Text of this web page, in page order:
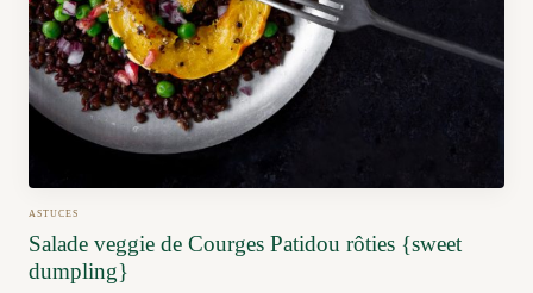
ASTUCES
Salade veggie de Courges Patidou rôties {sweet
dumpling}